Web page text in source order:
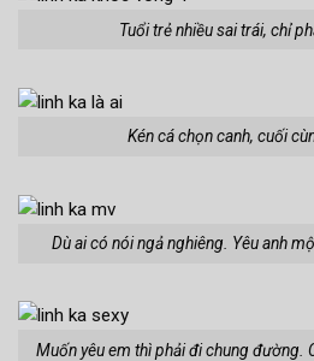
Tuổi trẻ nhiều sai trái, chỉ
Kén cá chọn canh, cuối
Dù ai có nói ngả nghiêng. Yêu anh
Muốn yêu em thì phải đi chung đường.